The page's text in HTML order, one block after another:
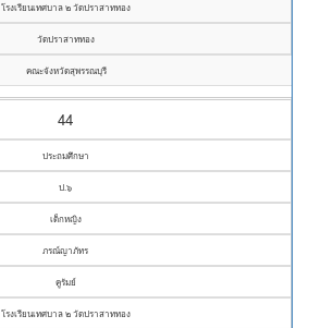
โรงเรียนเทศบาล ๒ วัดปราสาททอง
วัดปราสาททอง
คณะจังหวัดสุพรรณบุรี
44
ประถมศึกษา
ป.๖
เด็กหญิง
ภรณ์ญาภัทร
คูรัมย์
โรงเรียนเทศบาล ๒ วัดปราสาททอง